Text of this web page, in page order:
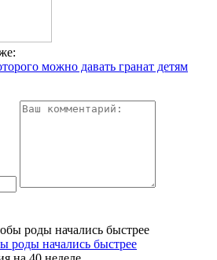
можно давать гранат детям
роды начались быстрее